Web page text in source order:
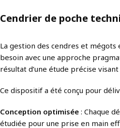
Cendrier de poche
La gestion des cendres et
besoin avec une approche
résultat d’une étude précise
Ce dispositif a été conçu pour
Conception optimisée : Chaque
étudiée pour une prise en main